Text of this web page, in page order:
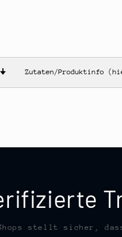
🠋 Zutaten/Produktinfo
stellt sicher, dass